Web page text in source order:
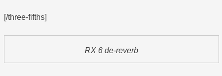
[/three-fifths]
RX 6 de-reverb